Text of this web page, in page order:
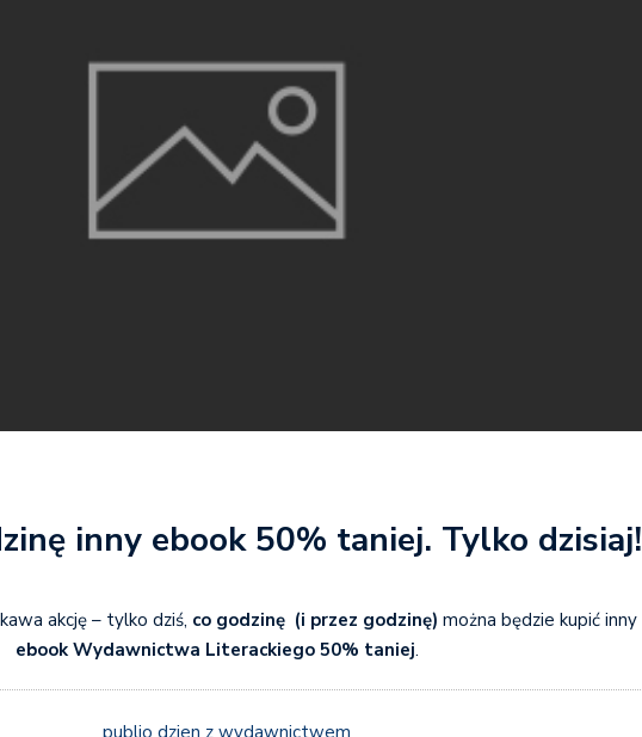
inny ebook 50% taniej. Tylko dzisiaj!
akcję – tylko dziś, co godzinę (i przez godzinę) można będzie kupić inny
ebook Wydawnictwa Literackiego 50% taniej.